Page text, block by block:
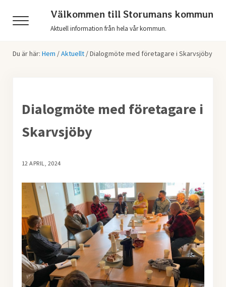
Menu
Välkommen till Storumans kommun
Aktuell information från hela vår kommun.
Du är här: Hem /Aktuellt /Dialogmöte med företagare i Skarvsjöby
Dialogmöte med företagare i
Skarvsjöby
12 APRIL, 2024